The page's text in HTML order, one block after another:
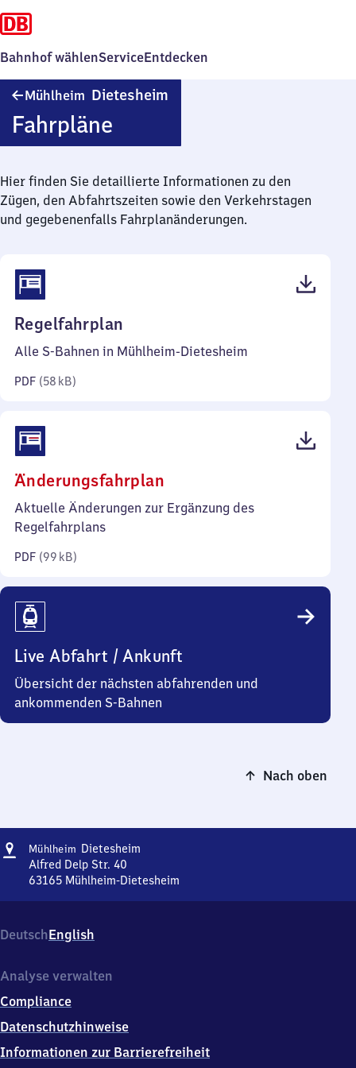
Bahnhof wählenServiceEntdecken
Mühlheim Dietesheim
Fahrpläne
Hier finden Sie detaillierte Informationen zu den
Zügen, den Abfahrtszeiten sowie den Verkehrstagen
und gegebenenfalls Fahrplanänderungen.
Regelfahrplan
58
Alle S-Bahnen in Mühlheim-Dietesheim
PDF (58 kB)
Änderungsfahrplan
99
Aktuelle Änderungen zur Ergänzung des
Regelfahrplans
PDF (99 kB)
Live Abfahrt / Ankunft
Übersicht der nächsten abfahrenden und
ankommenden S-Bahnen
Nach oben
Adresse
Mühlheim Dietesheim
Alfred Delp Str. 40
63165 Mühlheim-Dietesheim
Alfred
Delp
40,
3
1
5
DeutschEnglish
Analyse verwalten
Compliance
Datenschutzhinweise
Informationen zur Barrierefreiheit